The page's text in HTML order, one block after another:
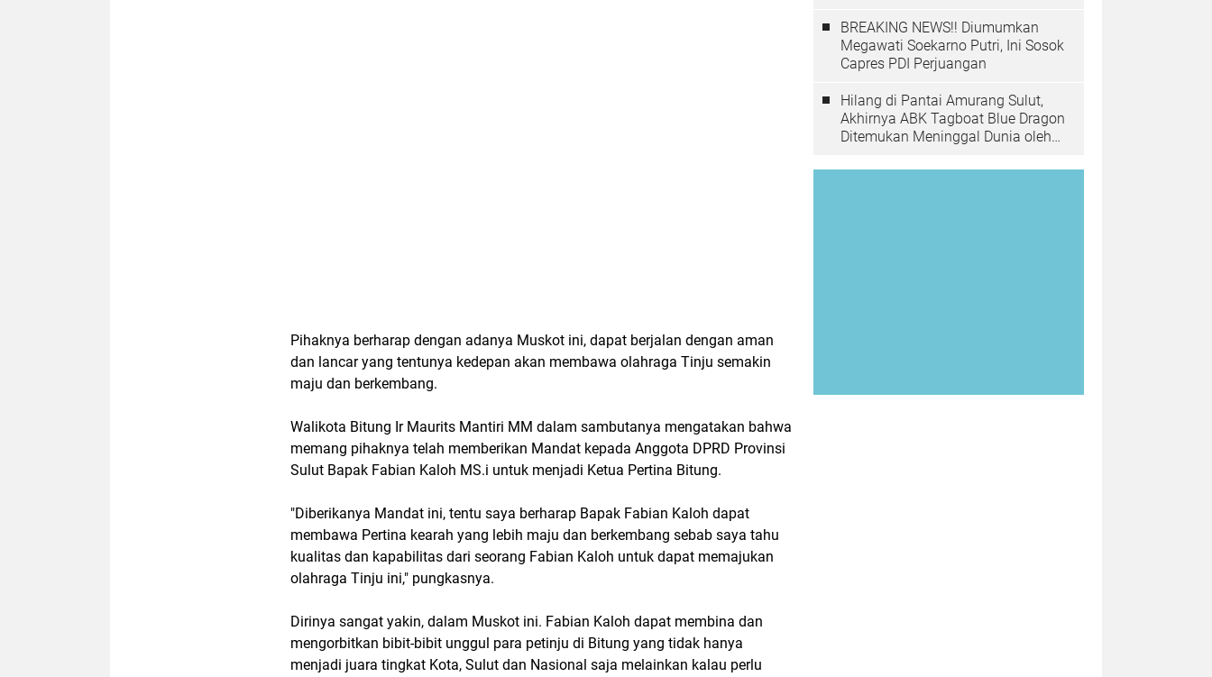
Pihaknya berharap dengan adanya Muskot ini, dapat berjalan dengan aman
dan lancar yang tentunya kedepan akan membawa olahraga Tinju semakin
maju dan berkembang.
Walikota Bitung Ir Maurits Mantiri MM dalam sambutanya mengatakan bahwa
memang pihaknya telah memberikan Mandat kepada Anggota DPRD Provinsi
Sulut Bapak Fabian Kaloh MS.i untuk menjadi Ketua Pertina Bitung.
"Diberikanya Mandat ini, tentu saya berharap Bapak Fabian Kaloh dapat
membawa Pertina kearah yang lebih maju dan berkembang sebab saya tahu
kualitas dan kapabilitas dari seorang Fabian Kaloh untuk dapat memajukan
olahraga Tinju ini," pungkasnya.
Dirinya sangat yakin, dalam Muskot ini. Fabian Kaloh dapat membina dan
mengorbitkan bibit-bibit unggul para petinju di Bitung yang tidak hanya
menjadi juara tingkat Kota, Sulut dan Nasional saja melainkan kalau perlu
BREAKING NEWS!! Diumumkan
Megawati Soekarno Putri, Ini Sosok
Capres PDI Perjuangan
Hilang di Pantai Amurang Sulut,
Akhirnya ABK Tagboat Blue Dragon
Ditemukan Meninggal Dunia oleh